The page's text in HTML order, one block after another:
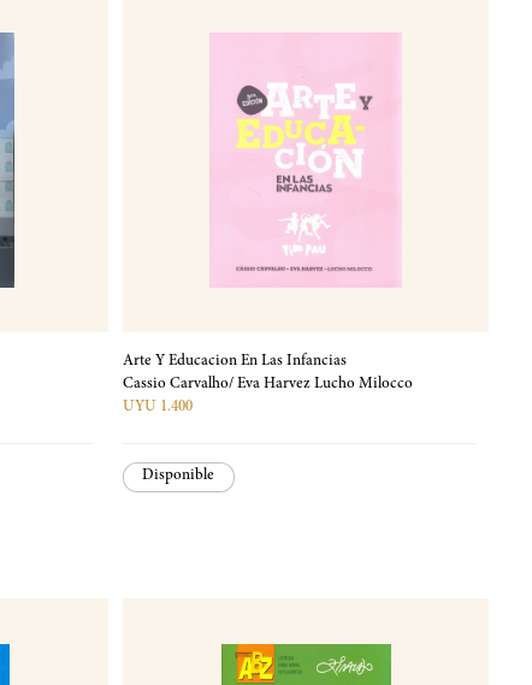
Arte Y Educacion En Las Infancias
Cassio Carvalho/ Eva Harvez Lucho Milocco
UYU 1.400
Disponible